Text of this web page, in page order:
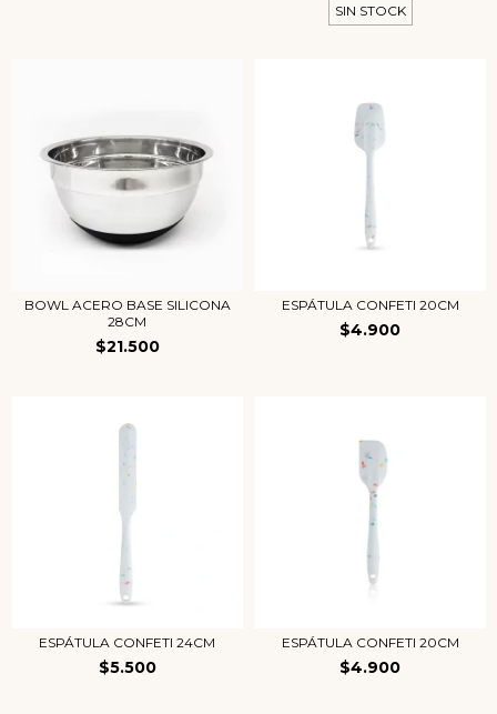
SIN STOCK
BOWL ACERO BASE SILICONA
28CM
$21.500
ESPÁTULA CONFETI 20CM
$4.900
ESPÁTULA CONFETI 24CM
$5.500
ESPÁTULA CONFETI 20CM
$4.900